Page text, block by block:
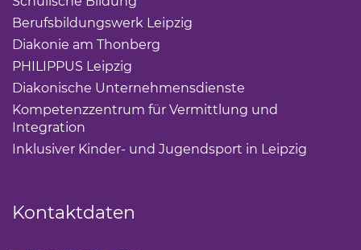
Berufsbildungswerk Leipzig
Diakonie am Thonberg
PHILIPPUS Leipzig
Diakonische Unternehmensdienste
Kompetenzzentrum für Vermittlung und
Integration
Inklusiver Kinder- und Jugendsport in Leipzig
Kontaktdaten